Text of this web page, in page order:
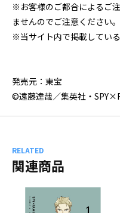
※お客様のご都合によるご
ませんのでご注意ください。
※当サイト内で掲載してい
発売元：東宝
©遠藤達哉／集英社・
RELATED
関連商品